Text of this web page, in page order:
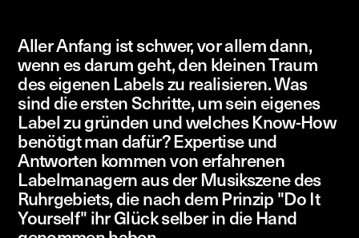
Aller Anfang ist schwer, vor allem dann,
wenn es darum geht, den kleinen Traum
des eigenen Labels zu realisieren. Was
sind die ersten Schritte, um sein eigenes
Label zu gründen und welches Know-How
benötigt man dafür? Expertise und
Antworten kommen von erfahrenen
Labelmanagern aus der Musikszene des
Ruhrgebiets, die nach dem Prinzip "Do It
Yourself" ihr Glück selber in die Hand